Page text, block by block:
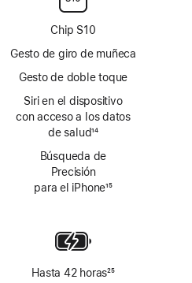
páginaChip S10
Gesto de giro de muñeca
Gesto de doble toque
Siri en el dispositivo
con acceso a los datos
de salud14
Búsqueda de
Precisión
para el iPhone
página
15
Hasta 42 horas25